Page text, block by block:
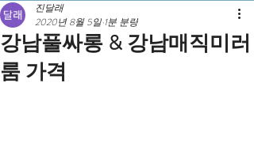
강남풀싸롱 & 강남매직미러
룸 가격
진달래
2020년 8월 5일 1분 분량